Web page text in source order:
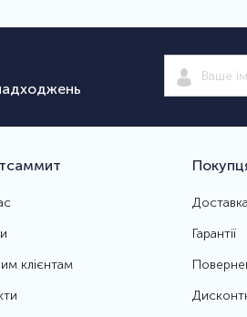
клієнтам
Гарантії